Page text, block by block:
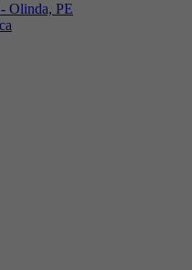
Olinda, PE